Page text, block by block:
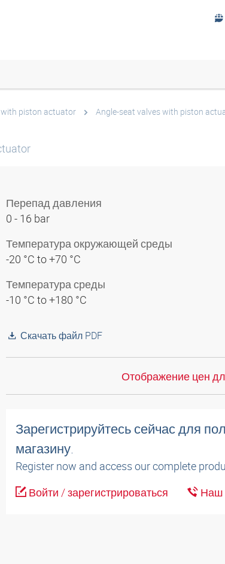
piston actuator Angle-seat valves with piston
Перепад давления
0 - 16 bar
Температура окружающей среды
-20 °C to +70 °C
Температура среды
-10 °C to +180 °C
Скачать файл PDF
Отображение цен
Зарегистрируйтесь сейчас для
магазину.
Register now and access our complete
Войти / зарегистрироваться
Наш